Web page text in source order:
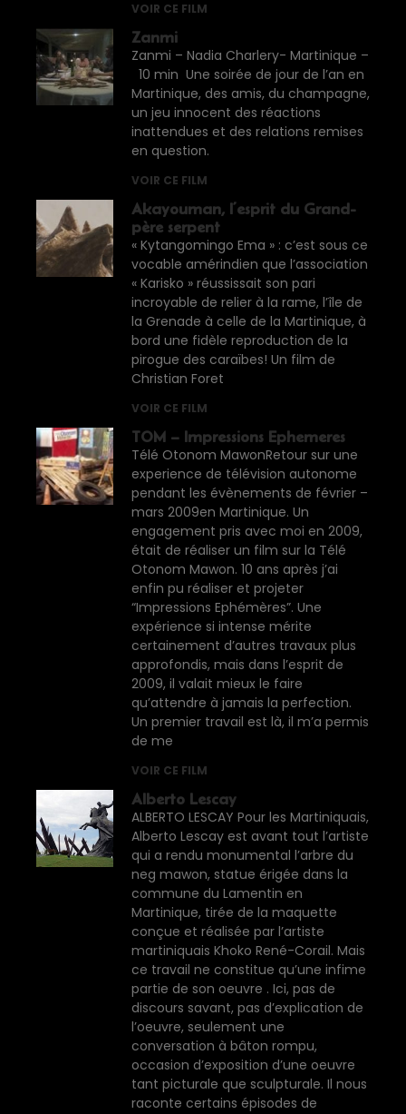
VOIR CE FILM
Zanmi
Zanmi – Nadia Charlery- Martinique –
10 min Une soirée de jour de l’an en
Martinique, des amis, du champagne,
un jeu innocent des réactions
inattendues et des relations remises
en question.
VOIR CE FILM
Akayouman, l’esprit du Grand-
père serpent
« Kytangomingo Ema » : c’est sous ce
vocable amérindien que l’association
« Karisko » réussissait son pari
incroyable de relier à la rame, l’île de
la Grenade à celle de la Martinique, à
bord une fidèle reproduction de la
pirogue des caraïbes! Un film de
Christian Foret
VOIR CE FILM
TOM – Impressions Ephemeres
Télé Otonom MawonRetour sur une
experience de télévision autonome
pendant les évènements de février –
mars 2009en Martinique. Un
engagement pris avec moi en 2009,
était de réaliser un film sur la Télé
Otonom Mawon. 10 ans après j’ai
enfin pu réaliser et projeter
“Impressions Ephémères”. Une
expérience si intense mérite
certainement d’autres travaux plus
approfondis, mais dans l’esprit de
2009, il valait mieux le faire
qu’attendre à jamais la perfection.
Un premier travail est là, il m’a permis
de me
VOIR CE FILM
Alberto Lescay
ALBERTO LESCAY Pour les Martiniquais,
Alberto Lescay est avant tout l’artiste
qui a rendu monumental l’arbre du
neg mawon, statue érigée dans la
commune du Lamentin en
Martinique, tirée de la maquette
conçue et réalisée par l’artiste
martiniquais Khoko René-Corail. Mais
ce travail ne constitue qu’une infime
partie de son oeuvre . Ici, pas de
discours savant, pas d’explication de
l’oeuvre, seulement une
conversation à bâton rompu,
occasion d’exposition d’une oeuvre
tant picturale que sculpturale. Il nous
raconte certains épisodes de